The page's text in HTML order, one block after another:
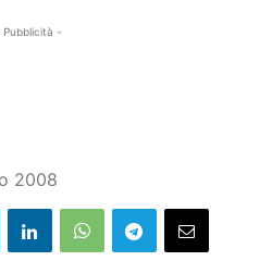
Pubblicità -
2008